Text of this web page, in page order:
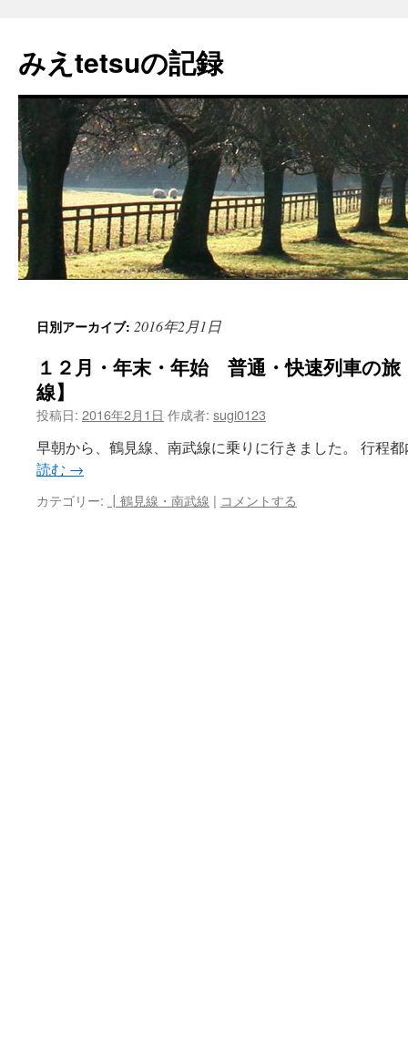
テ
ン
ス
キ
ッ
プ
みえtetsuの記録
日別アーカイブ: 2016年2月1日
１２月・年末・年始 普通・快速列車の
線】
投稿日: 2016年2月1日 作成者: sugi0123
早朝から、鶴見線、南武線に乗りに行きました。 行
読む →
カテゴリー: ┃鶴見線・南武線 | コメントする